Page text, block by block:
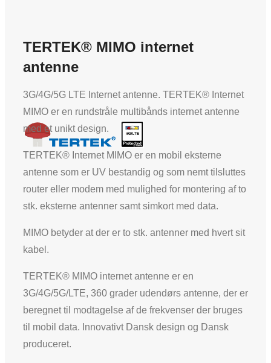
TERTEK® MIMO internet
antenne
3G/4G/5G LTE Internet antenne. TERTEK® Internet
MIMO er en rundstråle multibånds internet antenne
med et unikt design.
TERTEK® Internet MIMO er en mobil eksterne
antenne som er UV bestandig og som nemt tilsluttes
router eller modem med mulighed for montering af to
stk. eksterne antenner samt simkort med data.
MIMO betyder at der er to stk. antenner med hvert sit
kabel.
TERTEK® MIMO internet antenne er en
3G/4G/5G/LTE, 360 grader udendørs antenne, der er
beregnet til modtagelse af de frekvenser der bruges
til mobil data. Innovativt Dansk design og Dansk
produceret.